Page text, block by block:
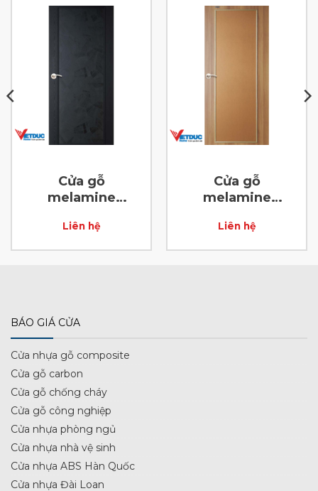
Cửa gỗ
melamine
Liên hệ
Cửa gỗ
melamine
Liên hệ
BÁO GIÁ CỬA
Cửa nhựa gỗ composite
Cửa gỗ carbon
Cửa gỗ chống cháy
Cửa gỗ công nghiệp
Cửa nhựa phòng ngủ
Cửa nhựa nhà vệ sinh
Cửa nhựa ABS Hàn Quốc
Cửa nhựa Đài Loan